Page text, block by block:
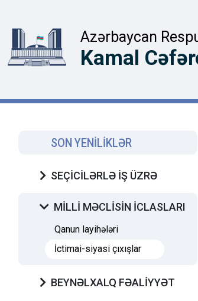
Azərbaycan
Kamal
SON YENİLİKLƏR
SEÇİCİLƏRLƏ İŞ ÜZRƏ
MİLLİ MƏCLİSİN İCLASLARI
Qanun layihələri
İctimai-siyasi çıxışlar
BEYNƏLXALQ FƏALİYYƏT